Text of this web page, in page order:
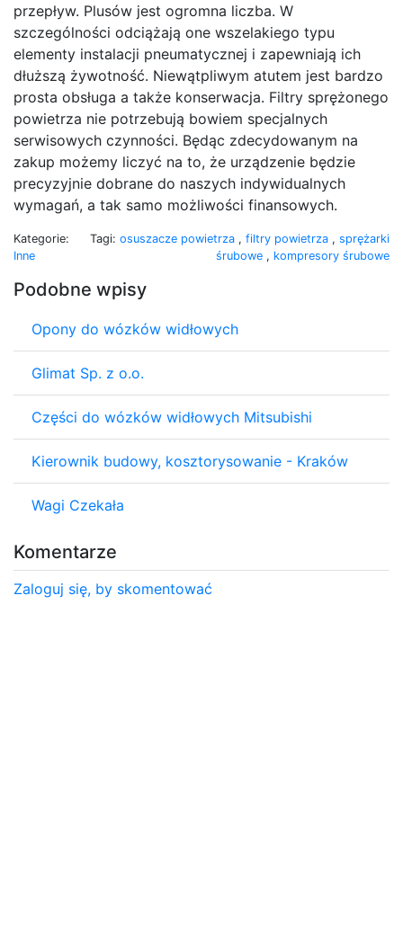
przepływ. Plusów jest ogromna liczba. W
szczególności odciążają one wszelakiego typu
elementy instalacji pneumatycznej i zapewniają ich
dłuższą żywotność. Niewątpliwym atutem jest bardzo
prosta obsługa a także konserwacja. Filtry sprężonego
powietrza nie potrzebują bowiem specjalnych
serwisowych czynności. Będąc zdecydowanym na
zakup możemy liczyć na to, że urządzenie będzie
precyzyjnie dobrane do naszych indywidualnych
wymagań, a tak samo możliwości finansowych.
Kategorie:
Inne
Tagi: osuszacze powietrza , filtry powietrza , sprężarki
śrubowe , kompresory śrubowe
Podobne wpisy
Opony do wózków widłowych
Glimat Sp. z o.o.
Części do wózków widłowych Mitsubishi
Kierownik budowy, kosztorysowanie - Kraków
Wagi Czekała
Komentarze
Zaloguj się, by skomentować